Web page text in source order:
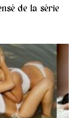
de la série